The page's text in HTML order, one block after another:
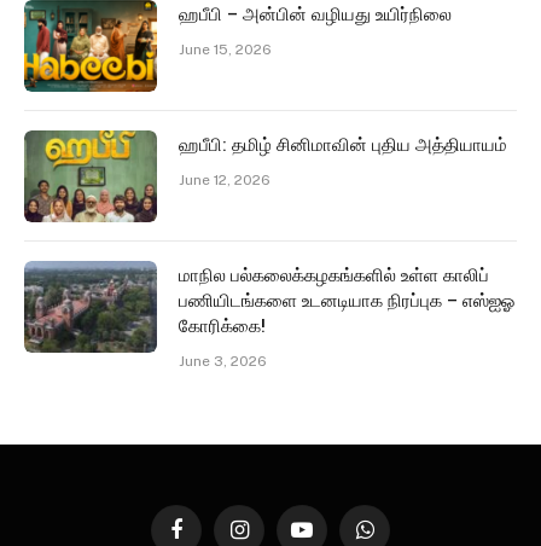
ஹபீபி – அன்பின் வழியது உயிர்நிலை
June 15, 2026
ஹபீபி: தமிழ் சினிமாவின் புதிய அத்தியாயம்
June 12, 2026
மாநில பல்கலைக்கழகங்களில் உள்ள காலிப்
பணியிடங்களை உடனடியாக நிரப்புக – எஸ்ஐஓ
கோரிக்கை!
June 3, 2026
FacebookInstagramYouTubeWhatsApp